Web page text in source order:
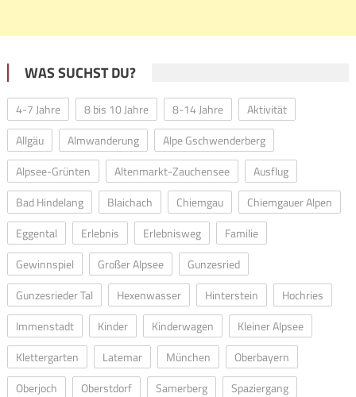
WAS SUCHST DU?
4-7 Jahre 8 bis 10 Jahre 8-14 Jahre
Aktivität
Allgäu
Almwanderung
Alpe Gschwenderberg
Alpsee-Grünten
Altenmarkt-Zauchensee
Ausflug
Bad Hindelang
Blaichach Chiemgau
Chiemgauer Alpen
Eggental
Erlebnis Erlebnisweg
Familie
Gewinnspiel
Großer Alpsee
Gunzesried
Gunzesrieder Tal
Hexenwasser Hinterstein
Hochries
Immenstadt
Kinder Kinderwagen
Kleiner Alpsee
Klettergarten
Latemar München
Oberbayern
Oberjoch
Oberstdorf Samerberg
Spaziergang